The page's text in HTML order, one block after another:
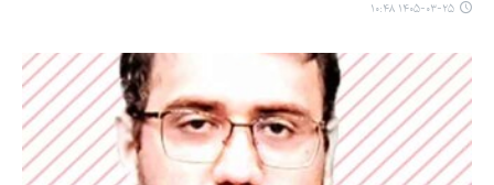
۱۴۰۵-۰۳-۲۵ ۱۰:۴۸